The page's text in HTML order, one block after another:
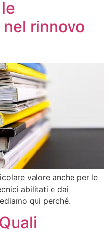
rinnovo
valore anche per le
abilitati e dai
qui perché.